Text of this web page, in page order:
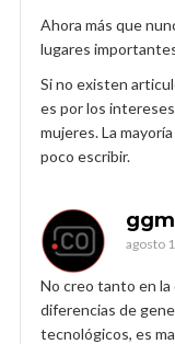
Ahora más que
lugares
Si no existen
es por los
mujeres. La
poco escribir.
agosto
No creo tanto en la
diferencias de
tecnológicos, es